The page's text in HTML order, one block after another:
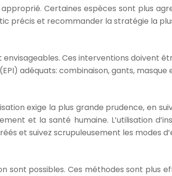
Certaines espèces sont plus
précis et recommander la stratégie la
Ces interventions doivent
adéquats: combinaison, gants,
exige la plus grande prudence, en
et la santé humaine. L’utilisation
et suivez scrupuleusement les modes
possibles. Ces méthodes sont plus